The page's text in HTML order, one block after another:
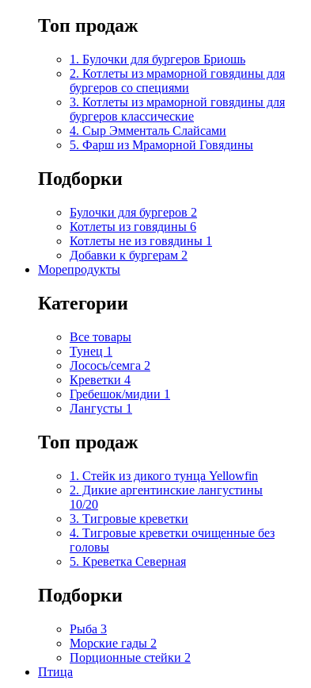
Топ продаж
1. Булочки для бургеров Бриошь
2. Котлеты из мраморной говядины для
бургеров со специями
3. Котлеты из мраморной говядины для
бургеров классические
4. Сыр Эмменталь Слайсами
5. Фарш из Мраморной Говядины
Подборки
Булочки для бургеров 2
Котлеты из говядины 6
Котлеты не из говядины 1
Добавки к бургерам 2
Морепродукты
Категории
Все товары
Тунец 1
Лосось/семга 2
Креветки 4
Гребешок/мидии 1
Лангусты 1
Топ продаж
1. Стейк из дикого тунца Yellowfin
2. Дикие аргентинские лангустины
10/20
3. Тигровые креветки
4. Тигровые креветки очищенные без
головы
5. Креветка Cеверная
Подборки
Рыба 3
Морские гады 2
Порционные стейки 2
Птица